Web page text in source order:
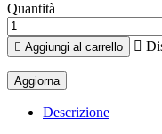
Quantità
 Aggiungi al carrello 
Descrizione